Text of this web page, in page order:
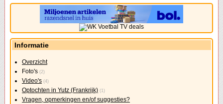
Informatie
Overzicht
Foto's (2)
Video's (4)
Optochten in Yutz (Frankrijk) (1)
Vragen, opmerkingen en/of suggesties?